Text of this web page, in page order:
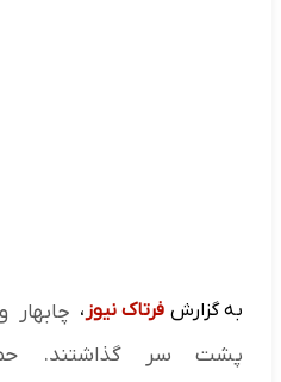
به گزارش فرتاک نیوز ، چابهار
پشت سر گذاشتند.